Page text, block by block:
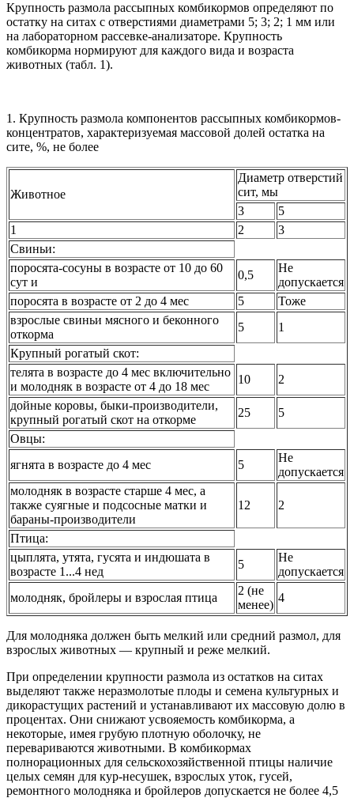
Крупность размола рассыпных комбикормов определяют по
остатку на ситах с отверстиями диаметрами 5; 3; 2; 1 мм или
на лабораторном рассевке-анализаторе. Крупность
комбикорма нормируют для каждого вида и возраста
животных (табл. 1).
1. Крупность размола компонентов рассыпных комбикормов-
концентратов, характеризуемая массовой долей остатка на
сите, %, не более
Животное
Диаметр отверстий
сит, мы
3
5
1
2
3
Свиньи:
поросята-сосуны в возрасте от 10 до 60
сут и
0,5
Не
допускается
поросята в возрасте от 2 до 4 мес
5
Тоже
взрослые свиньи мясного и беконного
откорма
5
1
Крупный рогатый скот:
телята в возрасте до 4 мес включительно
и молодняк в возрасте от 4 до 18 мес
10
2
дойные коровы, быки-производители,
крупный рогатый скот на откорме
25
5
Овцы:
ягнята в возрасте до 4 мес
5
Не
допускается
молодняк в возрасте старше 4 мес, а
также суягные и подсосные матки и
бараны-производители
12 2
Птица:
цыплята, утята, гусята и индюшата в
возрасте 1...4 нед
5
Не
допускается
молодняк, бройлеры и взрослая птица
2 (не
менее)
4
Для молодняка должен быть мелкий или средний размол, для
взрослых животных — крупный и реже мелкий.
При определении крупности размола из остатков на ситах
выделяют также неразмолотые плоды и семена культурных и
дикорастущих растений и устанавливают их массовую долю в
процентах. Они снижают усвояемость комбикорма, а
некоторые, имея грубую плотную оболочку, не
перевариваются животными. В комбикормах
полнорационных для сельскохозяйственной птицы наличие
целых семян для кур-несушек, взрослых уток, гусей,
ремонтного молодняка и бройлеров допускается не более 4,5